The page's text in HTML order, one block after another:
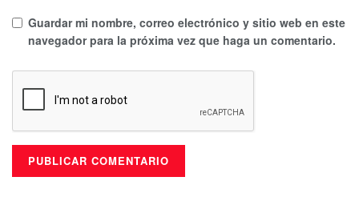
Guardar mi nombre, correo electrónico y sitio web en este
navegador para la próxima vez que haga un comentario.